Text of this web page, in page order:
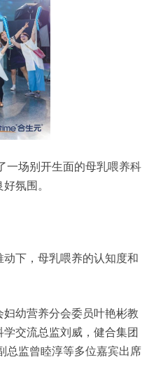
一场别开生面的母乳喂养科
氛围。
下，母乳喂养的认知度和
幼营养分会委员叶艳彬教
交流总监刘威，健合集团
总监曾睦淳等多位嘉宾出席